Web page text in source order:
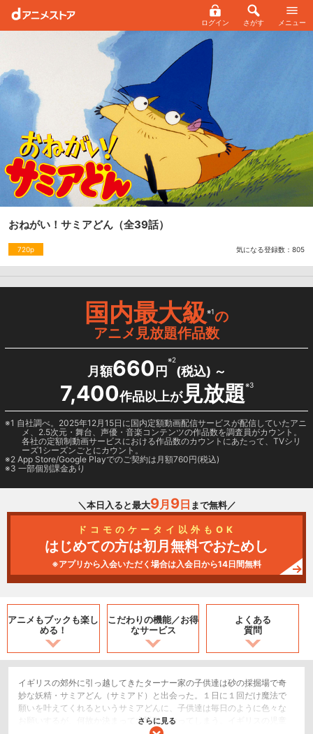
ログイン さがす メニュー
おねがい！サミアどん （全39話）
720p 気になる登録数： 805
国内最大級※1の
アニメ見放題作品数
月額660 円
※2
(税込) ～
7,400作品以上が見放題※3
1 自社調べ。2025年12月15日に国内定額動画配信サービスが配信していたアニ
メ、2.5次元・舞台、声優・音楽コンテンツの作品数を調査員がカウント。
各社の定額制動画サービスにおける作品数のカウントにあたって、TVシリ
ーズ1シーズンごとにカウント。
2 App Store/Google Playでのご契約は月額760円(税込)
3 一部個別課金あり
＼本日入ると最大9月 9日 まで無料／
ドコモのケータイ以外もOK
はじめての方は初月無料でおためし
※アプリから入会いただく場合は入会日から14日間無料
アニメもブックも楽し
める！
こだわりの機能／お得
なサービス
よくある
質問
イギリスの郊外に引っ越してきたターナー家の子供達は砂の採掘場で奇
妙な妖精・サミアどん（サミアド）と出会った。１日に１回だけ魔法で
願いを叶えてくれるというサミアどんに、子供達は毎日のように色々な
お願いするが、何故か決まって大騒動となってしまう。イギリスの児童
さらに見る